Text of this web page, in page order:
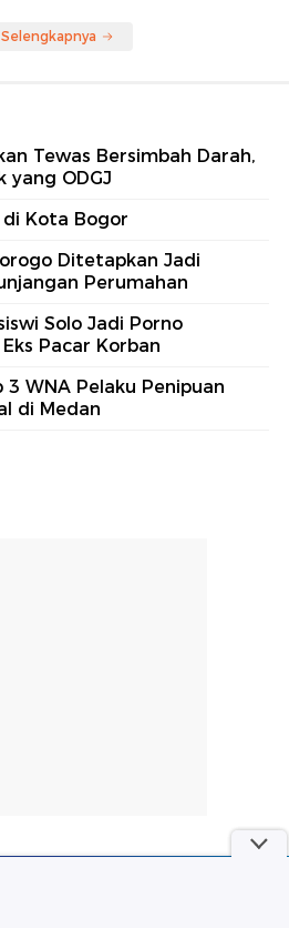
Tewas Bersimbah Darah,
yang ODGJ
di Kota Bogor
Ditetapkan Jadi
Perumahan
Solo Jadi Porno
Pacar Korban
WNA Pelaku Penipuan
di Medan